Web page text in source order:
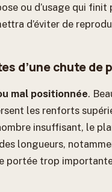
ou d’usage qui finit
d’éviter de
d’une chute de
mal positionnée.
les renforts
insuffisant, le
longueurs,
portée trop